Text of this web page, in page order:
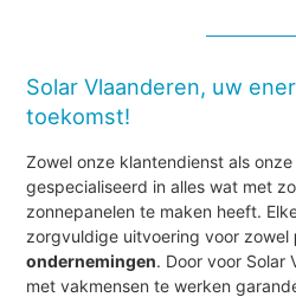
Solar Vlaanderen, uw
toekomst!
Zowel onze klantendienst als
gespecialiseerd in alles wat met
zonnepanelen te maken heeft.
zorgvuldige uitvoering voor zowel
ondernemingen. Door voor Solar
met vakmensen te werken